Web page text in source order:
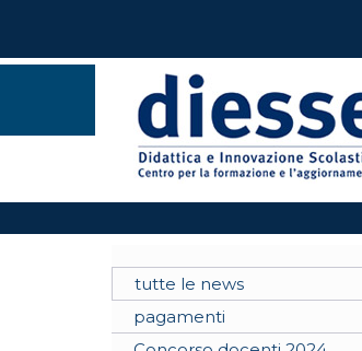
tutte le news
pagamenti